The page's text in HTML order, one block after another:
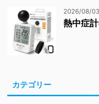
2026/08/03
熱中症
カテゴリー